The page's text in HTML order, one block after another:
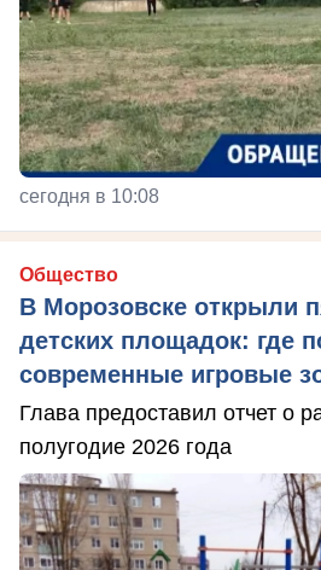
сегодня в 10:08
Общество
В Морозовске открыли
детских площадок: где
современные игровые
Глава предоставил отчет о
полугодие 2026 года